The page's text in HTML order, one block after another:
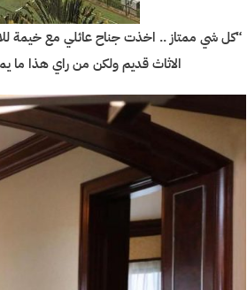
“كل شي ممتاز .. اخذت جناح عائلي مع خيمة
الاثاث قديم ولكن من راي هذا ما